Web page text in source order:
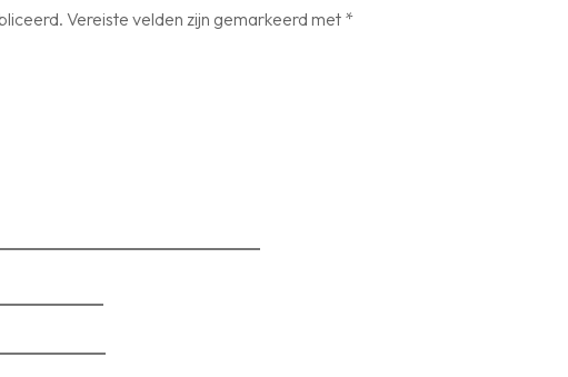
Vereiste velden zijn gemarkeerd met *